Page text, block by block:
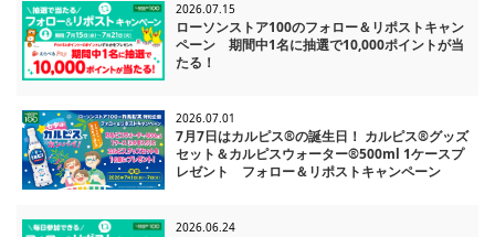
2026.07.15
ローソンストア100のフォロー＆リポストキャン
ペーン 期間中1名に抽選で10,000ポイントが当
たる！
2026.07.01
7月7日はカルピス®の誕生日！ カルピス®グッズ
セット＆カルピスウォーター®500ml 1ケースプ
レゼント フォロー＆リポストキャンペーン
2026.06.24